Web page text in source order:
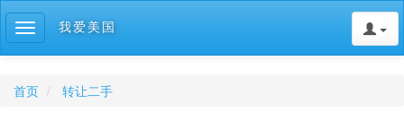
Toggle
navigation
我爱美国
首页 转让二手